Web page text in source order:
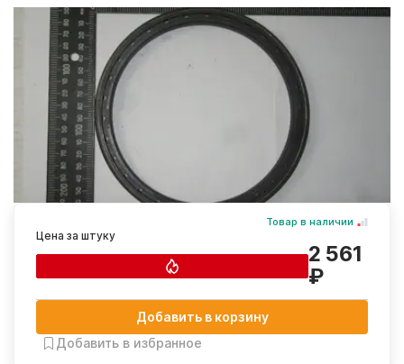
Товар в наличии
Цена за штуку
2 561
₽
Добавить в корзину
Добавить в избранное